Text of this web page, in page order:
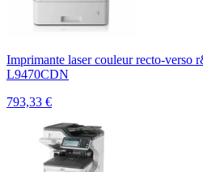
Imprimante laser couleur recto-verso
L9470CDN
793,33 €